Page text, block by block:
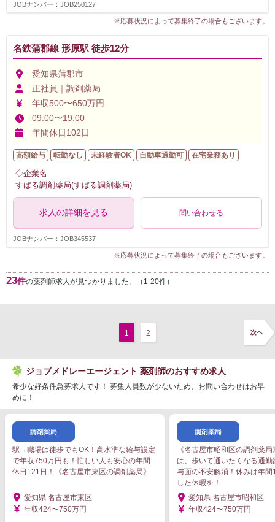
JOBナンバー：JOB250127
※応募状況によって募集終了の場合もございます。
名鉄蒲郡線 形原駅 徒歩12分
愛知県蒲郡市
正社員｜調剤薬局
年収500〜650万円
09:00〜19:00
年間休日102日
高額給与 転勤なし 未経験者OK 自動車通勤可 在宅業務あり
◇企業名
すばる調剤薬局(すばる調剤薬局)
求人の詳細を見る 問い合わせる
JOBナンバー：JOB345537
※応募状況によって募集終了の場合もございます。
23件の薬剤師求人が見つかりました。（1-20件）
1 2
ジョブメドレーエージェント 薬剤師のおすすめ求人
希少な好条件急募求人です！ 募集人員数が少ないため、お問い合わせはお早
めに！
駅→職場は徒歩でもOK！高水準な給与設定
で年収750万円も！忙しい人も安心の年間
休日121日！《名古屋市東区の調剤薬局》
愛知県 名古屋市東区
年収424〜750万円
《名古屋市昭和区の調剤薬
は、歩いて通いたくなる通勤
与面の不安解消！休みは年
した休暇を！
愛知県 名古屋市昭和区
年収424〜750万円